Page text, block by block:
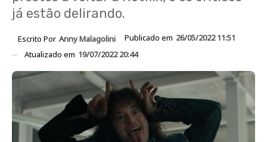
já estão delirando.
Escrito Por Anny Malagolini Publicado em 26/05/2022 11:51
Atualizado em 19/07/2022 20:44